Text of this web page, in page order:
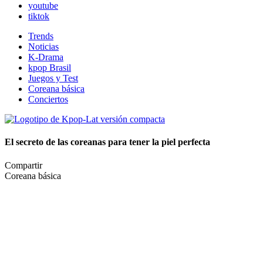
youtube
tiktok
Trends
Noticias
K-Drama
kpop Brasil
Juegos y Test
Coreana básica
Conciertos
El secreto de las coreanas para tener la piel perfecta
Compartir
Coreana básica